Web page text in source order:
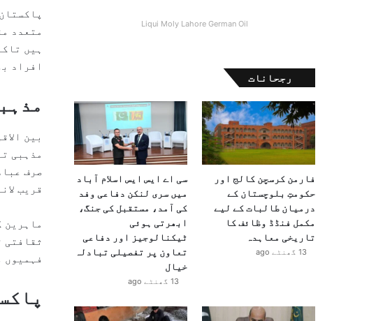
متعدد
ہیں
افراد
بین
مذہبی
صرف
قریب
ماہرین
ثقافتی
فہمیوں
Liqui Moly Lahore German Oil
رجحانات
فارمن کرسچن کالج اور
حکومتِ بلوچستان کے
درمیان طالبات کے لیے
مکمل فنڈڈ وظائف کا
تاریخی معاہدہ
13 گھنٹے ago
سی اے ایس ایس اسلام آباد
میں سری لنکن دفاعی وفد
کی آمد، مستقبل کی جنگ،
ابھرتی ہوئی
ٹیکنالوجیز اور دفاعی
تعاون پر تفصیلی تبادلہ
خیال
13 گھنٹے ago